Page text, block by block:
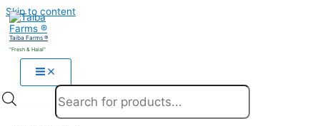
Skip to content
Taiba Farms ®
"Fresh & Halal"